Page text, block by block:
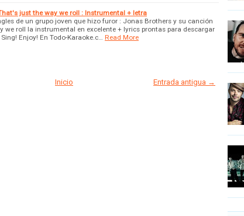
just the way we roll : Instrumental + letra
de un grupo joven que hizo furor : Jonas Brothers y su canción
we roll la instrumental en excelente + lyrics prontas para descargar
Enjoy! En Todo-Karaoke.c…
Read More
Entrada antigua →
Inicio